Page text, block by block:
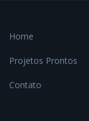
Home
Projetos Prontos
Contato